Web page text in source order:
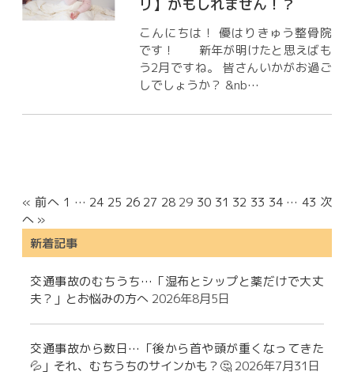
リ】かもしれません！？
こんにちは！ 優はりきゅう整骨院
です！ 新年が明けたと思えばも
う2月ですね。 皆さんいかがお過ご
しでしょうか？ &nb…
« 前へ 1 … 24 25 26 27 28 29 30 31 32 33 34 … 43 次
へ »
新着記事
交通事故のむちうち…「湿布とシップと薬だけで大丈
夫？」とお悩みの方へ 2026年8月5日
交通事故から数日…「後から首や頭が重くなってきた
💦」それ、むちうちのサインかも？🤔 2026年7月31日